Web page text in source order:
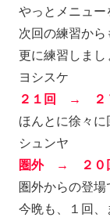
やっとメニュー
次回の練習か
更に練習しまし
ヨシスケ
２１回 → ２
ほんとに徐々に
シュンヤ
圏外 → ２０
圏外からの登場
今晩も、１回、